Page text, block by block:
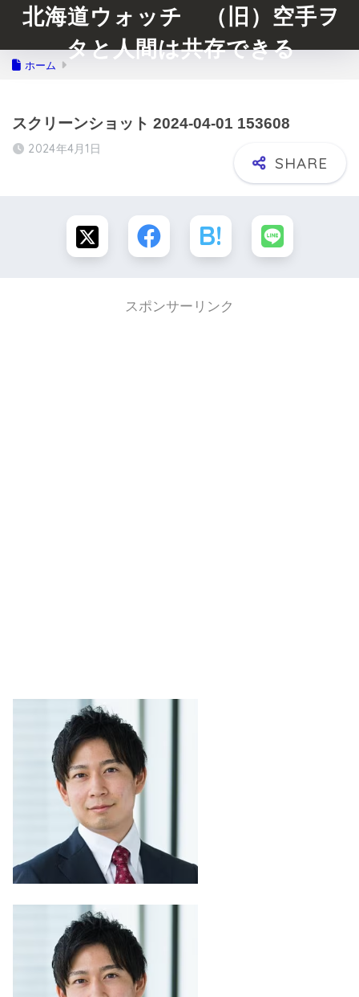
北海道ウォッチ （旧）空手ヲ
タと人間は共存できる
ホーム
スクリーンショット 2024-04-01 153608
2024年4月1日
スポンサーリンク